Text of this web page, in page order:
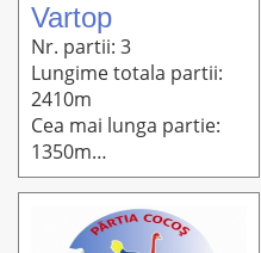
Vartop
Nr. partii: 3
Lungime totala partii:
2410m
Cea mai lunga partie:
1350m
Altitudine: 1440m-